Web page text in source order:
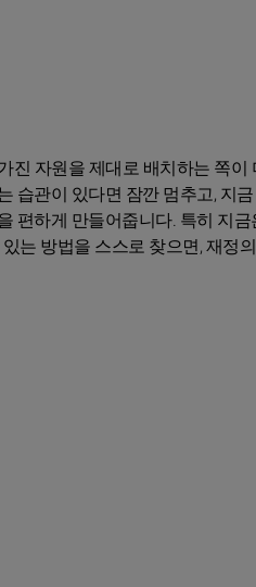
진 자원을 제대로 배치하는 쪽이
습관이 있다면 잠깐 멈추고, 지
편하게 만들어줍니다. 특히 지
는 방법을 스스로 찾으면, 재정